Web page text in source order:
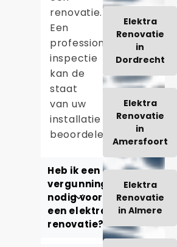
renovatie.
Een
professionele
inspectie
kan de
staat
van uw
installatie
beoordelen.
Heb ik een
vergunning
nodig voor
een elektra
renovatie?
Elektra
Renovatie
in
Dordrecht
Elektra
Renovatie
in
Amersfoort
Elektra
Renovatie
in Almere